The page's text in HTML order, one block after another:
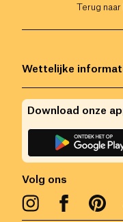
Terug naar
Wettelijke
Volg ons
Download onze